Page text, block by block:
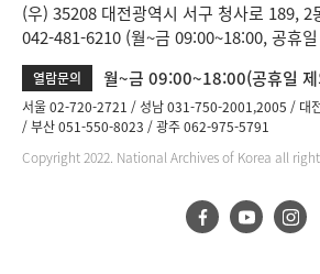
(우) 35208 대전광역시 서구 청사로 189, 2
042-481-6210 (월~금 09:00~18:00, 공휴
열람문의 월~금 09:00~18:00(공휴일
서울 02-720-2721 성남 031-750-2001,2005
대
부산 051-550-8023
광주 062-975-5791
Copyright 2022. National Archives of Korea all